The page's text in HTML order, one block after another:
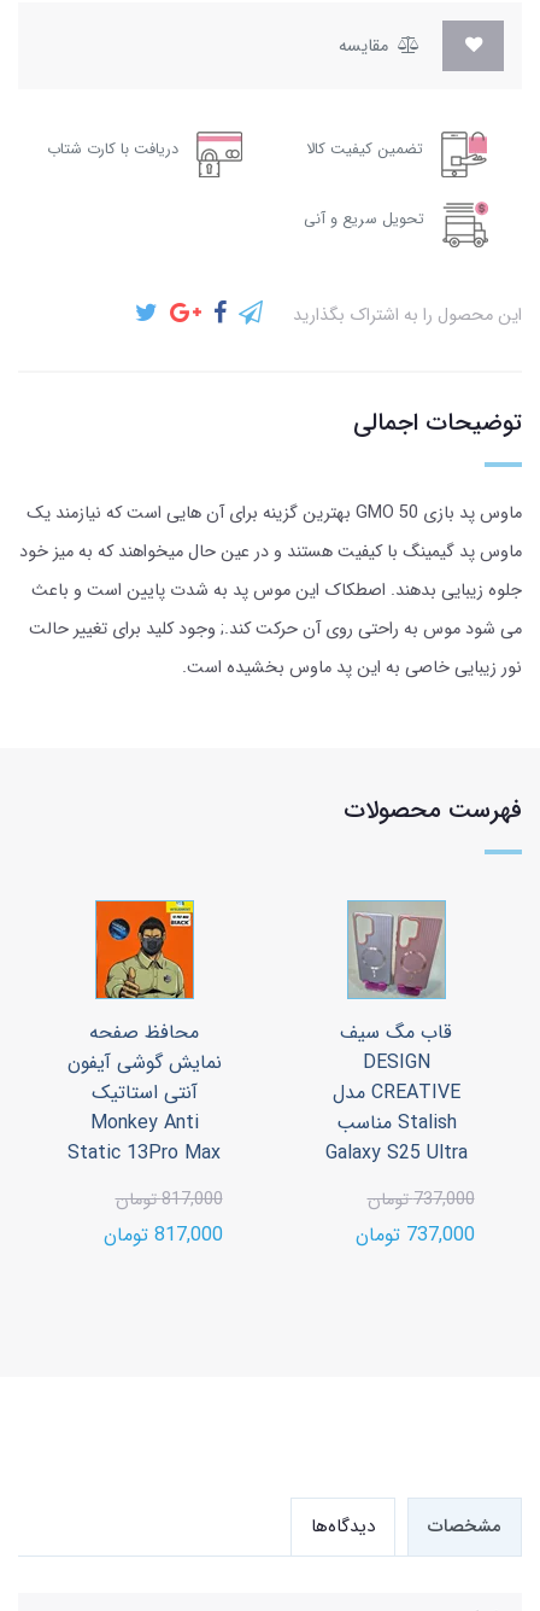
مقایسه
تضمین کیفیت کالا دریافت با کارت شتاب
تحویل سریع و آنی
این محصول را به اشتراک بگذارید
توضیحات اجمالی
ماوس پد بازی GMO 50 بهترین گزینه برای آن هایی است که نیازمند یک
ماوس پد گیمینگ با کیفیت هستند و در عین حال میخواهند که به میز خود
جلوه زیبایی بدهند. اصطکاک این موس پد به شدت پایین است و باعث
می شود موس به راحتی روی آن حرکت کند.; وجود کلید برای تغییر حالت
نور زیبایی خاصی به این پد ماوس بخشیده است.
فهرست محصولات
قاب مگ سیف
DESIGN
CREATIVE مدل
Stalish مناسب
Galaxy S25 Ultra
737,000 تومان
737,000 تومان
محافظ صفحه
نمایش گوشی آیفون
آنتی استاتیک
Monkey Anti
Static 13Pro Max
817,000 تومان
817,000 تومان
مشخصات دیدگاه‌ها